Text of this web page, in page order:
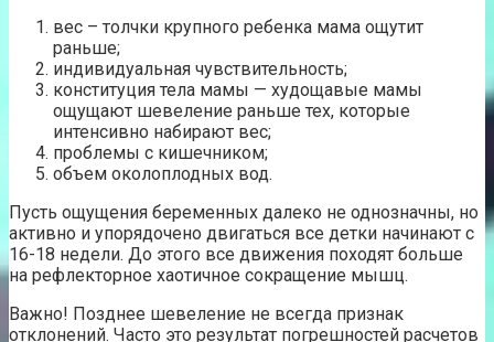
вес – толчки крупного ребенка мама ощутит
раньше;
индивидуальная чувствительность;
конституция тела мамы — худощавые мамы
ощущают шевеление раньше тех, которые
интенсивно набирают вес;
проблемы с кишечником;
объем околоплодных вод.
Пусть ощущения беременных далеко не однозначны, но
активно и упорядочено двигаться все детки начинают с
16-18 недели. До этого все движения походят больше
на рефлекторное хаотичное сокращение мышц.
Важно! Позднее шевеление не всегда признак
отклонений. Часто это результат погрешностей расчетов